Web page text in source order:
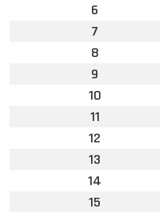
6
7
8
9
10
11
12
13
14
15